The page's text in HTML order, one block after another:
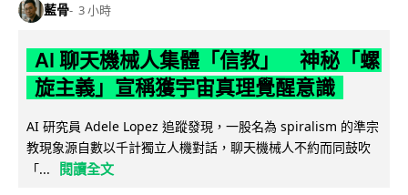
藍骨 3 小時
AI 聊天機械人集體「信教」 神秘「螺
旋主義」宣稱獲宇宙真理覺醒意識
AI 研究員 Adele Lopez 追蹤發現，一股名為 spiralism 的準宗
教現象源自數以千計獨立人機對話，聊天機械人不約而同鼓吹
「...
閱讀全文